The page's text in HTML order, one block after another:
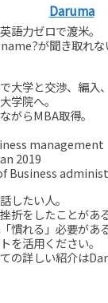
Daruma
語力ゼロで渡米。
が聞き取れな
大学と交渉、編入、
学院へ。
がらMBA取得。
management
2019
Business
したい人。
折をしたことがある
慣れる」必要がある
を活用ください。
の詳しい紹介は